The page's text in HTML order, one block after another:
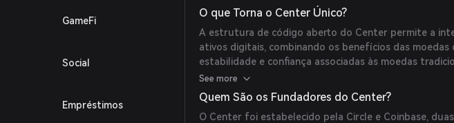
GameFi
Social
Empréstimos
consórcio, promovendo a interoperabilidade entre
O que Torna o Center Único?
A estrutura de código aberto do Center permite a
ativos digitais, combinando os benefícios das moedas
estabilidade e confiança associadas às moedas
que instituições financeiras emitam suas próprias
um ecossistema financeiro global mais inclusivo.
See more
Quem São os Fundadores do Center?
O Center foi estabelecido pela Circle e Coinbase,